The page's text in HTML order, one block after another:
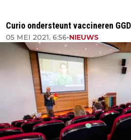
Curio ondersteunt vaccineren GGD
05 MEI 2021, 6:56•NIEUWS